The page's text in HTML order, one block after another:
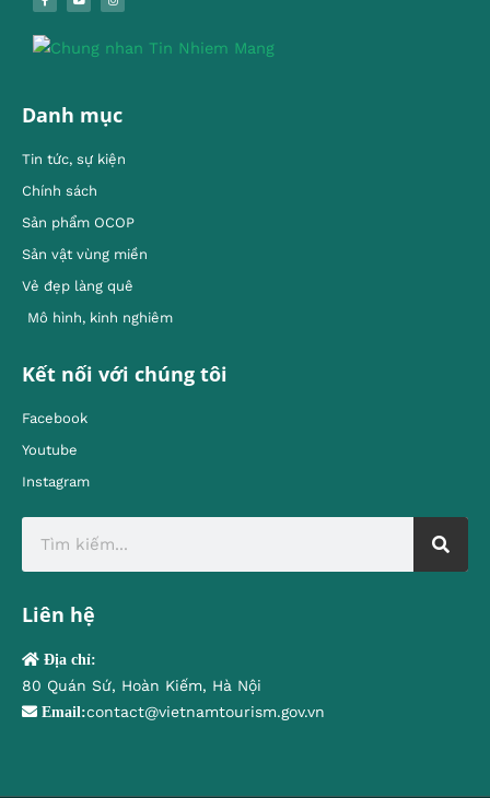
Danh mục
Tin tức, sự kiện
Chính sách
Sản phẩm OCOP
Sản vật vùng miền
Vẻ đẹp làng quê
Mô hình, kinh nghiêm
Kết nối với chúng tôi
Facebook
Youtube
Instagram
Liên hệ
Địa chỉ:
80 Quán Sứ, Hoàn Kiếm, Hà Nội
Email:contact@vietnamtourism.gov.vn